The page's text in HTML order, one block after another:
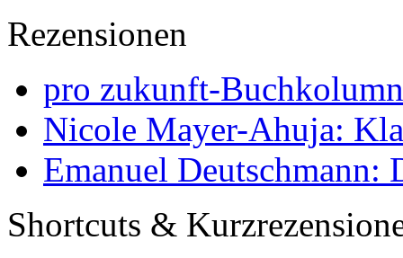
Rezensionen
pro zukunft-
Nicole Mayer-Ahuja:
Emanuel Deutschmann:
Shortcuts &